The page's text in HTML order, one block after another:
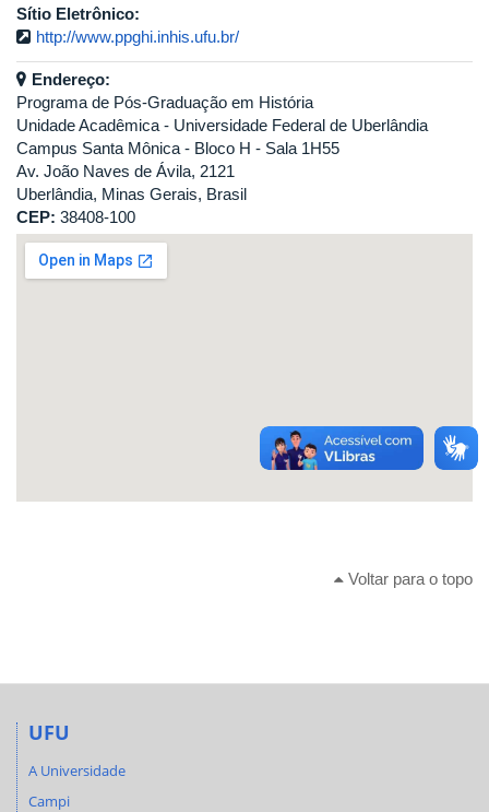
Sítio Eletrônico:
http://www.ppghi.inhis.ufu.br/
Endereço:
Programa de Pós-Graduação em História
Unidade Acadêmica - Universidade Federal de Uberlândia
Campus Santa Mônica - Bloco H - Sala 1H55
Av. João Naves de Ávila, 2121
Uberlândia, Minas Gerais, Brasil
CEP: 38408-100
Voltar para o topo
UFU
A Universidade
Campi